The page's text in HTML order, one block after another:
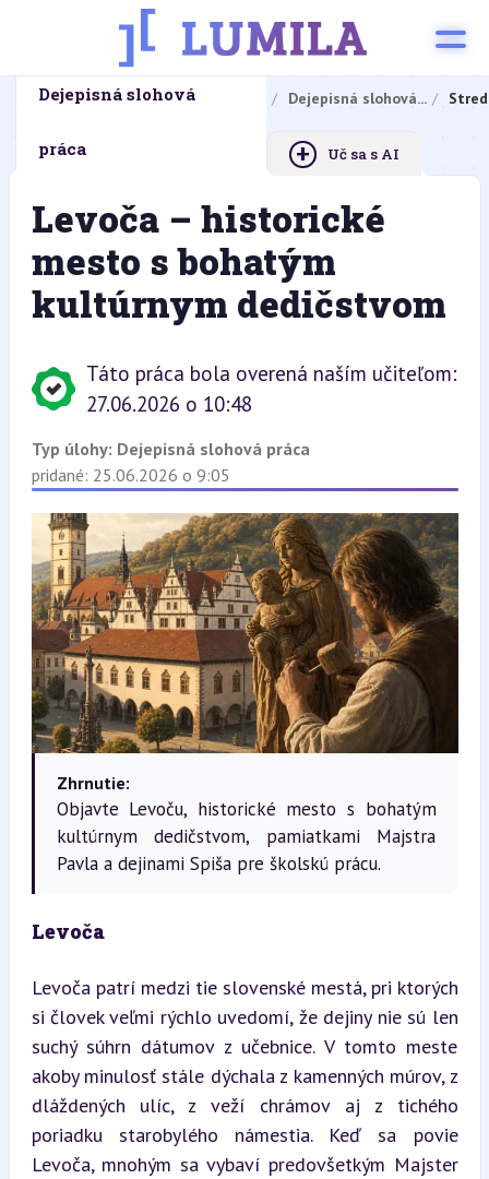
Domovská stránka Domáce úlohy Dejepisná slohová...
Dejepisná slohová
práca + Uč sa s AI
Levoča – historické
mesto s bohatým
kultúrnym dedičstvom
Táto práca bola overená naším učiteľom:
27.06.2026 o 10:48
Typ úlohy: Dejepisná slohová práca
pridané: 25.06.2026 o 9:05
Zhrnutie:
Objavte Levoču, historické mesto s bohatým
kultúrnym dedičstvom, pamiatkami Majstra
Pavla a dejinami Spiša pre školskú prácu.
Levoča
Levoča patrí medzi tie slovenské mestá, pri ktorých
si človek veľmi rýchlo uvedomí, že dejiny nie sú len
suchý súhrn dátumov z učebnice. V tomto meste
akoby minulosť stále dýchala z kamenných múrov, z
dláždených ulíc, z veží chrámov aj z tichého
poriadku starobylého námestia. Keď sa povie
Levoča, mnohým sa vybaví predovšetkým Majster